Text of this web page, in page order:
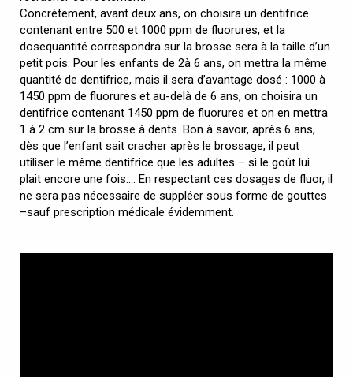
Concrètement, avant deux ans, on choisira un dentifrice
contenant entre 500 et 1000 ppm de fluorures, et la
dosequantité correspondra sur la brosse sera à la taille d’un
petit pois. Pour les enfants de 2à 6 ans, on mettra la même
quantité de dentifrice, mais il sera d’avantage dosé : 1000 à
1450 ppm de fluorures et au-delà de 6 ans, on choisira un
dentifrice contenant 1450 ppm de fluorures et on en mettra
1 à 2 cm sur la brosse à dents. Bon à savoir, après 6 ans,
dès que l’enfant sait cracher après le brossage, il peut
utiliser le même dentifrice que les adultes – si le goût lui
plait encore une fois…. En respectant ces dosages de fluor, il
ne sera pas nécessaire de suppléer sous forme de gouttes
–sauf prescription médicale évidemment.